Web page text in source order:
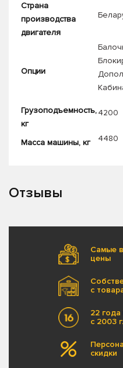
Страна
производства
двигателя
Опции
Грузоподъемность,
кг
4200
Масса машины, кг 4480
Отзывы
Самые
цены
с
22
с 2003 г.
скидки